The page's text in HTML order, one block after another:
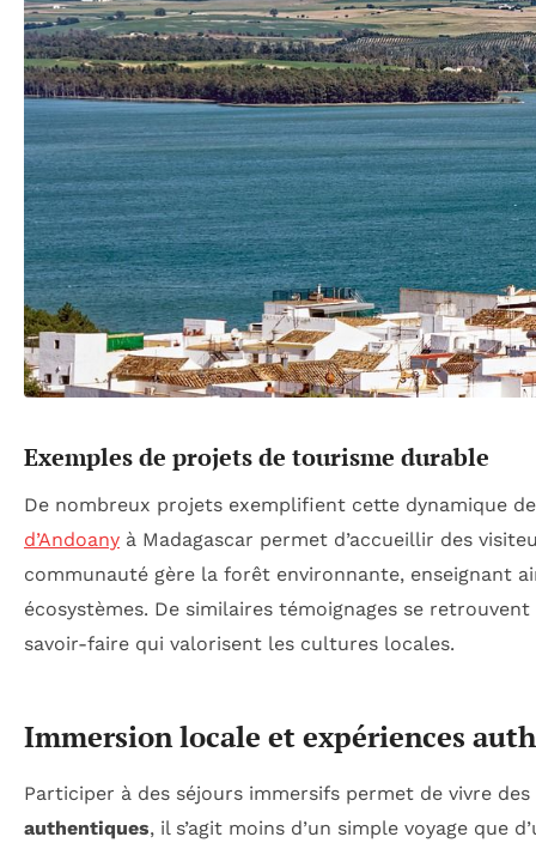
Exemples de projets de tourisme durable
De nombreux projets exemplifient cette dynamique
d’Andoany à Madagascar permet d’accueillir des
communauté gère la forêt environnante, enseignant
écosystèmes. De similaires témoignages se
savoir-faire qui valorisent les cultures locales.
Immersion locale et expériences
Participer à des séjours immersifs permet de vivre
authentiques, il s’agit moins d’un simple voyage que